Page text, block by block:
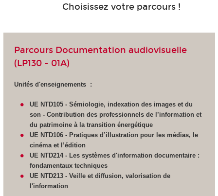
Choisissez votre parcours !
Parcours Documentation audiovisuelle
(LP130 - 01A)
Unités d'enseignements :
UE NTD105 - Sémiologie, indexation des images et du
son - Contribution des professionnels de l’information et
du patrimoine à la transition énergétique
UE NTD106 - Pratiques d’illustration pour les médias, le
cinéma et l’édition
UE NTD214 - Les systèmes d'information documentaire :
fondamentaux techniques
UE NTD213 - Veille et diffusion, valorisation de
l'information